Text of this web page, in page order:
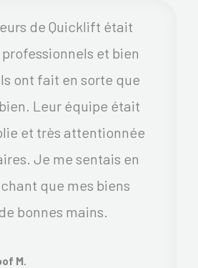
de Quicklift était
et bien
ont fait en sorte que
Leur équipe était
et très attentionnée
Je me sentais en
que mes biens
bonnes mains.
M.